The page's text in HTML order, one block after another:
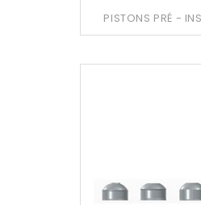
PISTONS PRÉ -